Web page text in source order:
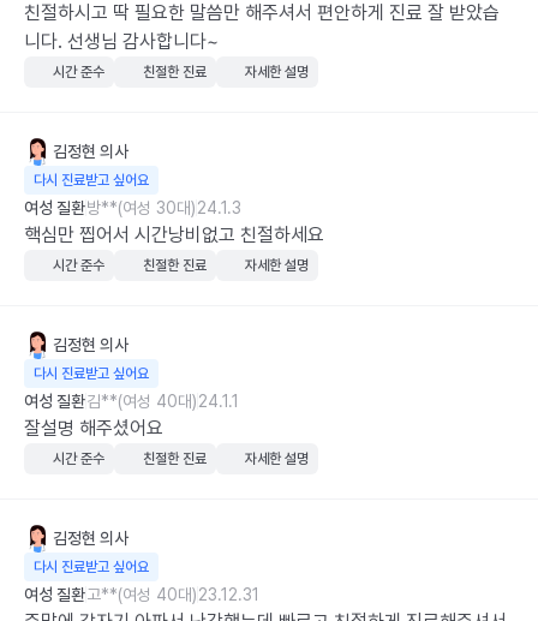
친절하시고 딱 필요한 말씀만 해주셔서 편안하게 진료 잘 받았습
니다. 선생님 감사합니다~
시간 준수 친절한 진료 자세한 설명
김정현 의사
다시 진료받고 싶어요
여성 질환방**(여성 30대)24.1.3
핵심만 찝어서 시간낭비없고 친절하세요
시간 준수 친절한 진료 자세한 설명
김정현 의사
다시 진료받고 싶어요
여성 질환김**(여성 40대)24.1.1
잘설명 해주셨어요
시간 준수 친절한 진료 자세한 설명
김정현 의사
다시 진료받고 싶어요
여성 질환고**(여성 40대)23.12.31